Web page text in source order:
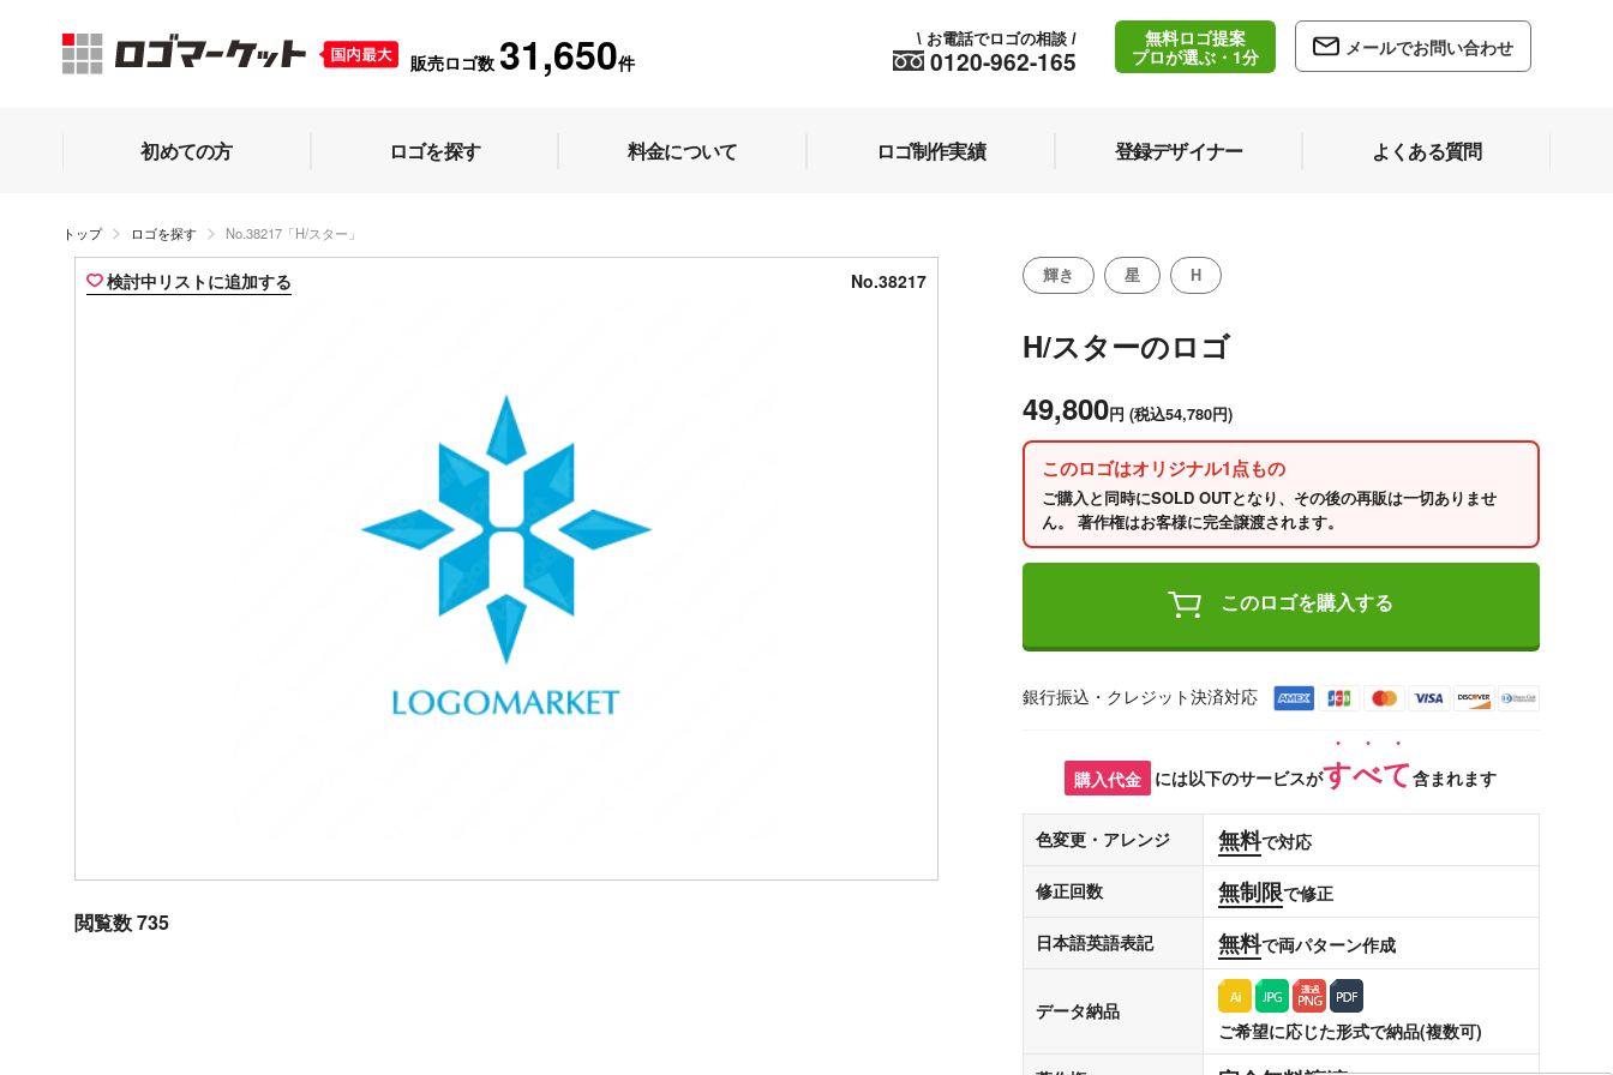
販売ロゴ数 31,650件 0120-962-165
\ お電話でロゴの相談 /
無料ロゴ提案
プロが選ぶ・1分
メールでお問い合わせ
初めての方 ロゴを探す 料金について ロゴ制作実績 登録デザイナー よくある質問
トップ ロゴを探す No.38217「H/スター」
検討中リストに追加する No.38217
閲覧数 735
輝き 星 H
H/スターのロゴ
49,800円 (税込54,780円)
このロゴはオリジナル1点もの
ご購入と同時にSOLD OUTとなり、その後の再販は一切ありませ
ん。 著作権はお客様に完全譲渡されます。
このロゴを購入する
銀行振込・クレジット決済対応
購入代金 には以下のサービスがすべて含まれます
色変更・アレンジ 無料で対応
修正回数 無制限で修正
日本語英語表記 無料で両パターン作成
データ納品
ご希望に応じた形式で納品(複数可)